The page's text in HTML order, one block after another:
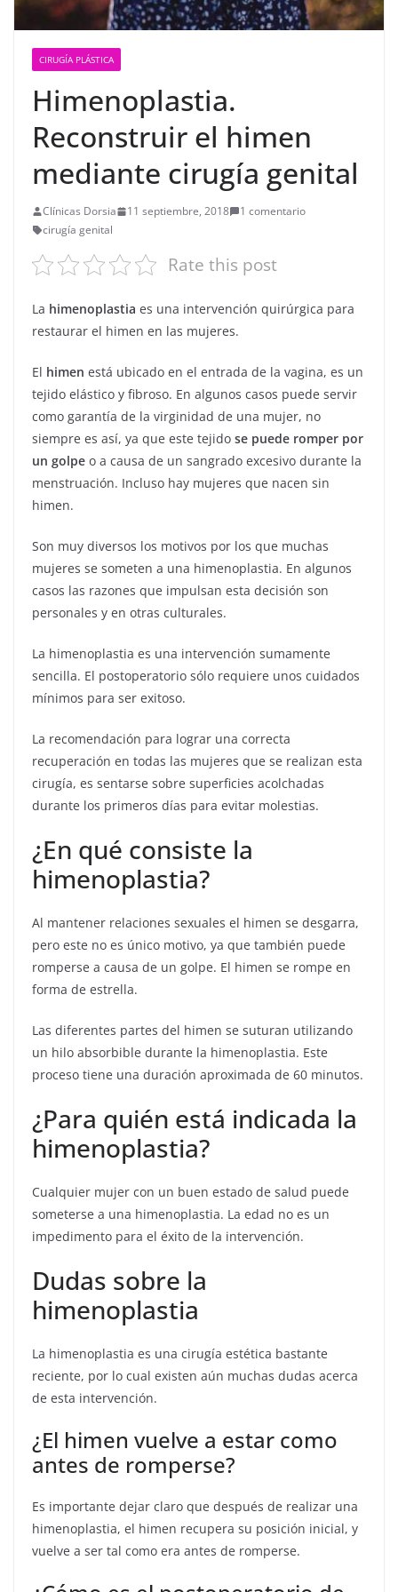
CIRUGÍA PLÁSTICA
Himenoplastia.
Reconstruir el himen
mediante cirugía genital
Clínicas Dorsia 11 septiembre, 2018
1 comentario
cirugía genital
Rate this post
La himenoplastia es una intervención quirúrgica para
restaurar el himen en las mujeres.
El himen está ubicado en el entrada de la vagina, es un
tejido elástico y fibroso. En algunos casos puede servir
como garantía de la virginidad de una mujer, no
siempre es así, ya que este tejido se puede romper por
un golpe o a causa de un sangrado excesivo durante la
menstruación. Incluso hay mujeres que nacen sin
himen.
Son muy diversos los motivos por los que muchas
mujeres se someten a una himenoplastia. En algunos
casos las razones que impulsan esta decisión son
personales y en otras culturales.
La himenoplastia es una intervención sumamente
sencilla. El postoperatorio sólo requiere unos cuidados
mínimos para ser exitoso.
La recomendación para lograr una correcta
recuperación en todas las mujeres que se realizan esta
cirugía, es sentarse sobre superficies acolchadas
durante los primeros días para evitar molestias.
¿En qué consiste la
himenoplastia?
Al mantener relaciones sexuales el himen se desgarra,
pero este no es único motivo, ya que también puede
romperse a causa de un golpe. El himen se rompe en
forma de estrella.
Las diferentes partes del himen se suturan utilizando
un hilo absorbible durante la himenoplastia. Este
proceso tiene una duración aproximada de 60 minutos.
¿Para quién está indicada la
himenoplastia?
Cualquier mujer con un buen estado de salud puede
someterse a una himenoplastia. La edad no es un
impedimento para el éxito de la intervención.
Dudas sobre la
himenoplastia
La himenoplastia es una cirugía estética bastante
reciente, por lo cual existen aún muchas dudas acerca
de esta intervención.
¿El himen vuelve a estar como
antes de romperse?
Es importante dejar claro que después de realizar una
himenoplastia, el himen recupera su posición inicial, y
vuelve a ser tal como era antes de romperse.